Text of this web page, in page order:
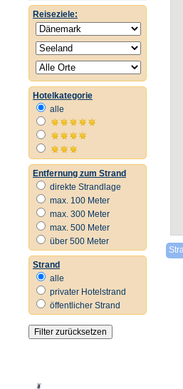
Reiseziele:
Hotelkategorie
alle
Entfernung zum Strand
direkte Strandlage
max. 100 Meter
max. 300 Meter
max. 500 Meter
über 500 Meter
Strand
alle
privater Hotelstrand
öffentlicher Strand